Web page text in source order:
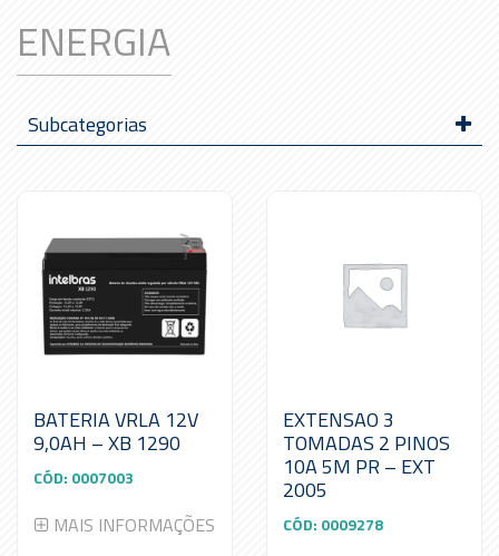
ENERGIA
Subcategorias
BATERIA VRLA 12V
9,0AH – XB 1290
CÓD: 0007003
MAIS INFORMAÇÕES
EXTENSAO 3
TOMADAS 2 PINOS
10A 5M PR – EXT
2005
CÓD: 0009278